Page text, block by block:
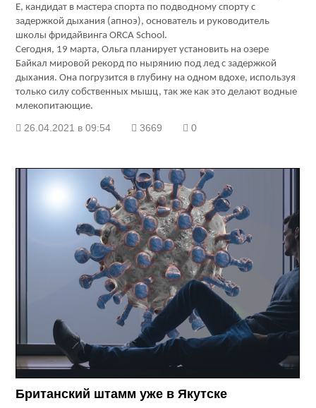
E, кандидат в мастера спорта по подводному спорту с
задержкой дыхания (апноэ), основатель и руководитель
школы фридайвинга ORCA School.
Сегодня, 19 марта, Ольга планирует установить на озере
Байкал мировой рекорд по нырянию под лед с задержкой
дыхания. Она погрузится в глубину на одном вдохе, используя
только силу собственных мышц, так же как это делают водные
млекопитающие.
26.04.2021 в 09:54 3669 0
Британский штамм уже в Якутске